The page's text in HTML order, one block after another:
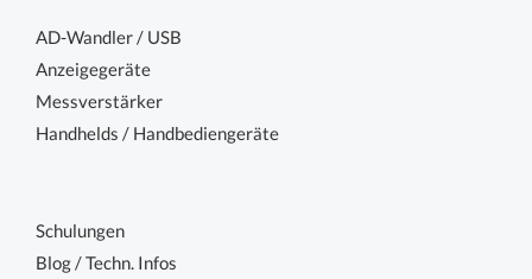
AD-Wandler / USB
Anzeigegeräte
Messverstärker
Handhelds / Handbediengeräte
Schulungen
Blog / Techn. Infos